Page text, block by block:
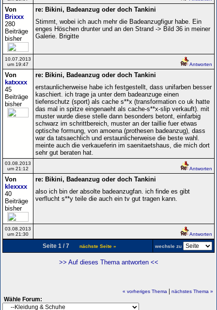
Von
Brixxx
280
Beiträge
bisher
re: Bikini, Badeanzug oder doch Tankini
Stimmt, wobei ich auch mehr die Badeanzugfigur habe. Ein
enges Höschen drunter und an den Strand -> Bild 36 in meiner
Galerie. Brigitte
10.07.2013
um 19:47
Antworten
Von
katxxxx
45
Beiträge
bisher
re: Bikini, Badeanzug oder doch Tankini
erstaunlicherweise habe ich festgestellt, dass unifarben besser
kaschiert. ich trage ja unter dem badeanzuge einen
tiefenschutz (sport) als cache s**x (transformation co uk hatte
das mal in spitze eingenaeht als cache-s**x-slip verkauft). mit
muster wurde diese stelle dann besonders betont, einfarbig
schwarz im schrittbereich, muster an der taillie fuer etwas
optische formung, von amoena (prothesen badeanzug), dass
war da tatsaechlich und erstaunlicherweise die beste wahl.
meinte auch die verkaueferin im saenitaetshaus, die mich dort
sehr gut beraten hat.
03.08.2013
um 21:12
Antworten
Von
klexxxx
40
Beiträge
bisher
re: Bikini, Badeanzug oder doch Tankini
also ich bin der absolte badeanzugfan. ich finde es gibt
verflucht s**y teile die auch ein tv gut tragen kann.
03.08.2013
um 21:30
Antworten
Seite 1 / 7 nächste Seite » wechsle zu
>> Auf dieses Thema antworten <<
« vorheriges Thema nächstes Thema »
Wähle Forum: